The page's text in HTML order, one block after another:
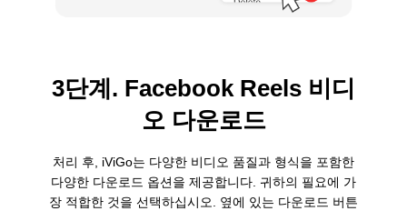
3단계. Facebook Reels 비디
오 다운로드
처리 후, iViGo는 다양한 비디오 품질과 형식을 포함한
다양한 다운로드 옵션을 제공합니다. 귀하의 필요에 가
장 적합한 것을 선택하십시오. 옆에 있는 다운로드 버튼